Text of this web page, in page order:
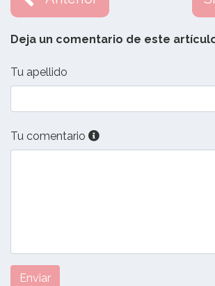
Deja un comentario de este
Tu apellido
Tu comentario
Enviar